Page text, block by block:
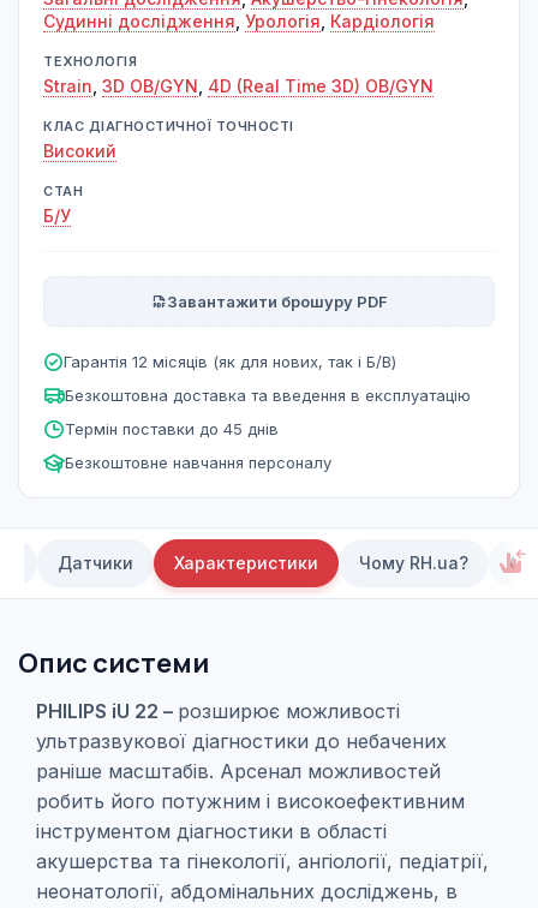
Судинні дослідження Урологія Кардіологія
ТЕХНОЛОГІЯ
Strain 3D OB/GYN 4D (Real Time 3D) OB/GYN
КЛАС ДІАГНОСТИЧНОЇ ТОЧНОСТІ
Високий
СТАН
Б/У
Завантажити брошуру PDF
Гарантія 12 місяців (як для нових, так і Б/В)
Безкоштовна доставка та введення в експлуатацію
Термін поставки до 45 днів
Безкоштовне навчання персоналу
Датчики Характеристики Чому RH.ua?
Опис системи
PHILIPS iU 22 – розширює можливості
ультразвукової діагностики до небачених
раніше масштабів. Арсенал можливостей
робить його потужним і високоефективним
інструментом діагностики в області
акушерства та гінекології, ангіології, педіатрії,
неонатології, абдомінальних досліджень, в